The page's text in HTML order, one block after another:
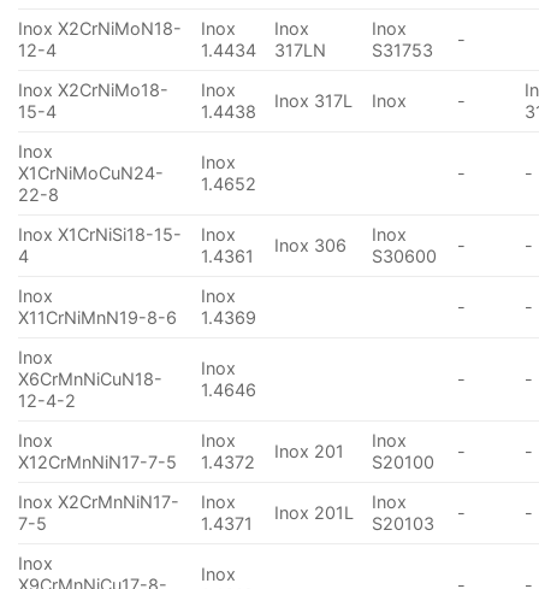
Inox X2CrNiMoN18-
12-4
Inox
1.4434
Inox
317LN
Inox
S31753
-
Inox X2CrNiMo18-
15-4
Inox
1.4438
Inox 317L Inox -
Inox
X1CrNiMoCuN24-
22-8
Inox
1.4652
- -
Inox X1CrNiSi18-15-
4
Inox
1.4361
Inox 306
Inox
S30600
- -
Inox
X11CrNiMnN19-8-6
Inox
1.4369
- -
Inox
X6CrMnNiCuN18-
12-4-2
Inox
1.4646
- -
Inox
X12CrMnNiN17-7-5
Inox
1.4372
Inox 201
Inox
S20100
- -
Inox X2CrMnNiN17-
7-5
Inox
1.4371
Inox 201L
Inox
S20103
- -
Inox
X9CrMnNiCu17-8-
Inox
- -